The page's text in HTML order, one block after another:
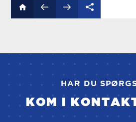
HAR DU
KOM I